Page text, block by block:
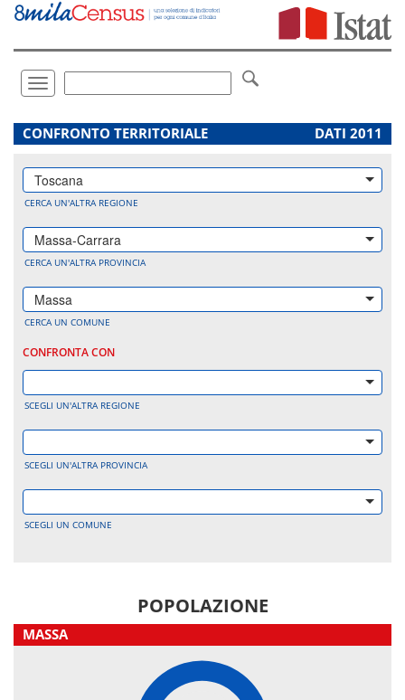
Vai
direttamente
Toggle
navigation
.
CONFRONTO TERRITORIALE DATI 2011
Toscana
CERCA UN'ALTRA REGIONE
Massa-Carrara
CERCA UN'ALTRA PROVINCIA
Massa
CERCA UN COMUNE
CONFRONTA CON
SCEGLI UN'ALTRA REGIONE
SCEGLI UN'ALTRA PROVINCIA
SCEGLI UN COMUNE
POPOLAZIONE
MASSA